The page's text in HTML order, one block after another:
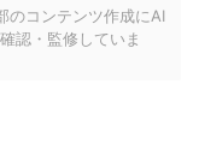
のコンテンツ作成にAI
認・監修していま